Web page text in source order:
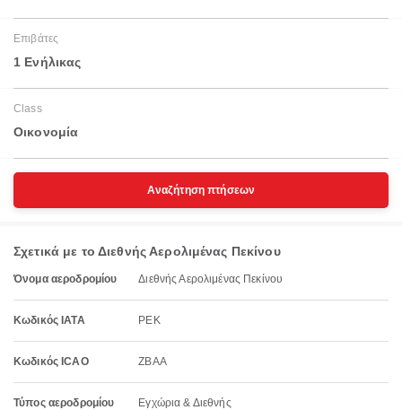
Επιβάτες
1 Ενήλικας
Class
Οικονομία
Αναζήτηση πτήσεων
Σχετικά με το Διεθνής Αερολιμένας Πεκίνου
Όνομα αεροδρομίου Διεθνής Αερολιμένας Πεκίνου
Κωδικός IATA PEK
Κωδικός ICAO ZBAA
Τύπος αεροδρομίου Εγχώρια & Διεθνής